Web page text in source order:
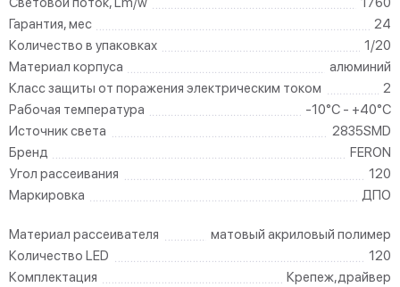
Гарантия, мес
24
Количество в упаковках
1/20
Материал корпуса
алюминий
Класс защиты от поражения электрическим током
2
Рабочая температура
-10°C - +40°C
Источник света
2835SMD
Бренд
FERON
Угол рассеивания
120
Маркировка
ДПО
Материал рассеивателя
матовый акриловый полимер
Количество LED
120
Комплектация
Крепеж,драйвер